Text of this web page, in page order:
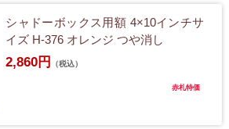
シャドーボックス用額 4×10インチサ
イズ H-376 オレンジ つや消し
2,860円 （税込）
赤札特価